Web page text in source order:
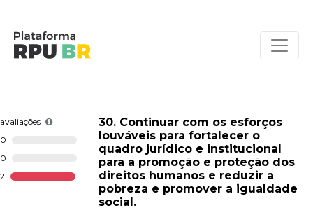
avaliações
0
0
2
30. Continuar com os esforços
louváveis para fortalecer o
quadro jurídico e institucional
para a promoção e proteção dos
direitos humanos e reduzir a
pobreza e promover a igualdade
social.